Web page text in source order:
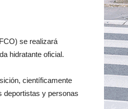
se realizará
hidratante oficial.
científicamente
deportistas y personas